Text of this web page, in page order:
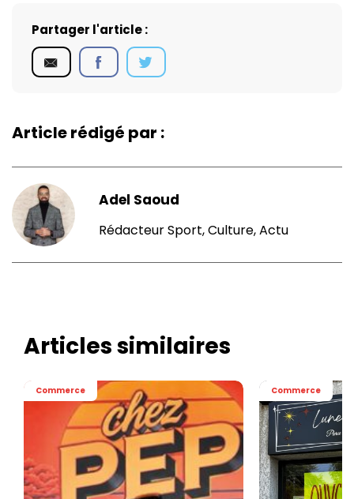
Partager l'article :
Article rédigé par :
Adel Saoud
Rédacteur Sport, Culture, Actu
Articles similaires
Commerce Commerce